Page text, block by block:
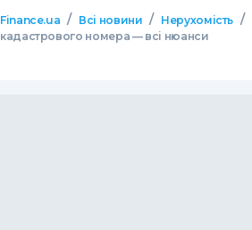
Finance.ua / Всі новини / Нерухомість /
кадастрового номера — всі нюанси